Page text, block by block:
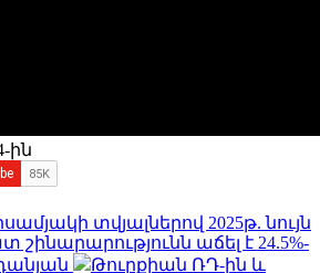
ին
տվյալներով 2025թ. նույն
աճել է 24.5%-
Թուրքիան ՌԴ-ին և